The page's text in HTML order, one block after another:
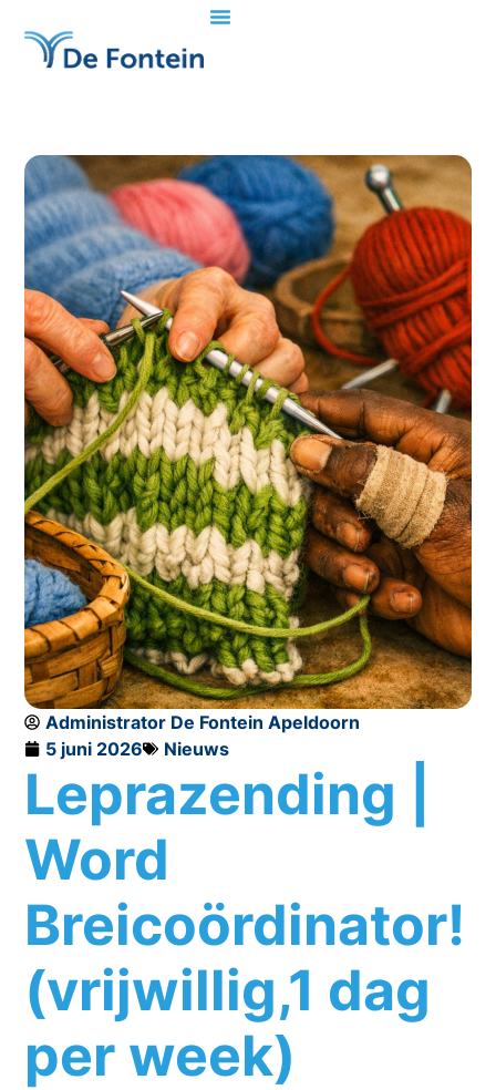
Administrator De Fontein Apeldoorn
5 juni 2026
Nieuws
Leprazending |
Word
Breicoördinator!
(vrijwillig,1 dag
per week)